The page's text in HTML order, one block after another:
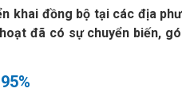
khai đồng bộ tại các địa
đã có sự chuyển biến,